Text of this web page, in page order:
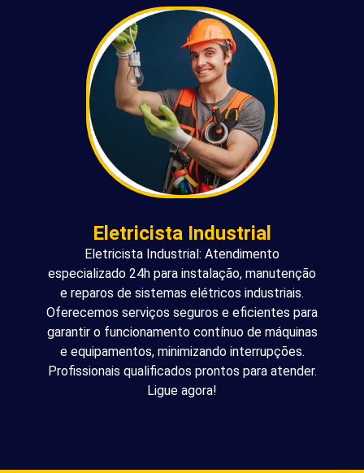
Eletricista Industrial
Eletricista Industrial: Atendimento
especializado 24h para instalação, manutenção
e reparos de sistemas elétricos industriais.
Oferecemos serviços seguros e eficientes para
garantir o funcionamento contínuo de máquinas
e equipamentos, minimizando interrupções.
Profissionais qualificados prontos para atender.
Ligue agora!